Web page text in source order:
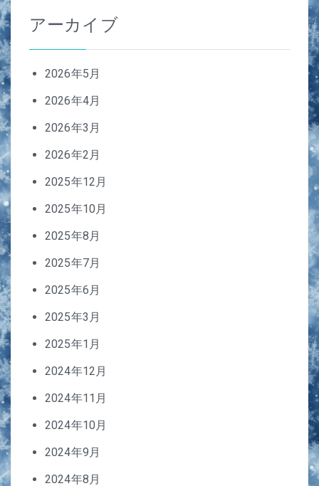
アーカイブ
2026年5月
2026年4月
2026年3月
2026年2月
2025年12月
2025年10月
2025年8月
2025年7月
2025年6月
2025年3月
2025年1月
2024年12月
2024年11月
2024年10月
2024年9月
2024年8月